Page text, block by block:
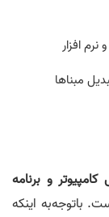
و نرم‌ افزار
مبناها
کامپیوتر و برنامه‌
باتوجه‌به اینکه